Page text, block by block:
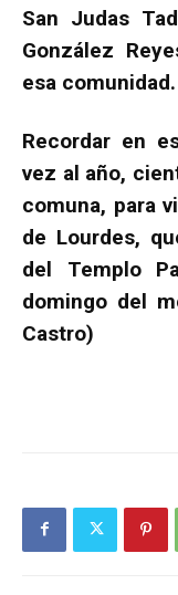
San Judas
González
esa comunidad.
Recordar en
vez al año,
comuna, para
de Lourdes,
del Templo
domingo del
Castro)